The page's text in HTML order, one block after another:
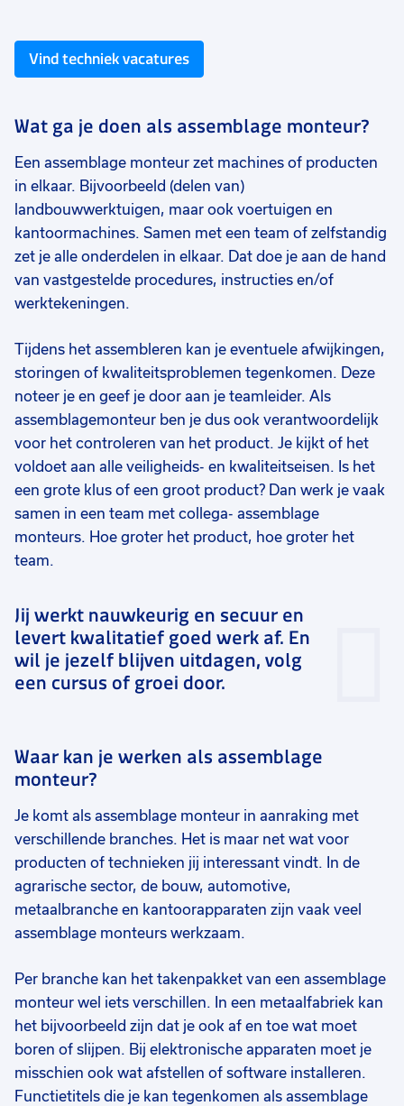
Vind techniek vacatures
Wat ga je doen als assemblage monteur?
Een assemblage monteur zet machines of producten
in elkaar. Bijvoorbeeld (delen van)
landbouwwerktuigen, maar ook voertuigen en
kantoormachines. Samen met een team of zelfstandig
zet je alle onderdelen in elkaar. Dat doe je aan de hand
van vastgestelde procedures, instructies en/of
werktekeningen.
Tijdens het assembleren kan je eventuele afwijkingen,
storingen of kwaliteitsproblemen tegenkomen. Deze
noteer je en geef je door aan je teamleider. Als
assemblagemonteur ben je dus ook verantwoordelijk
voor het controleren van het product. Je kijkt of het
voldoet aan alle veiligheids- en kwaliteitseisen. Is het
een grote klus of een groot product? Dan werk je vaak
samen in een team met collega- assemblage
monteurs. Hoe groter het product, hoe groter het
team.
Jij werkt nauwkeurig en secuur en
levert kwalitatief goed werk af. En
wil je jezelf blijven uitdagen, volg
een cursus of groei door.
Waar kan je werken als assemblage
monteur?
Je komt als assemblage monteur in aanraking met
verschillende branches. Het is maar net wat voor
producten of technieken jij interessant vindt. In de
agrarische sector, de bouw, automotive,
metaalbranche en kantoorapparaten zijn vaak veel
assemblage monteurs werkzaam.
Per branche kan het takenpakket van een assemblage
monteur wel iets verschillen. In een metaalfabriek kan
het bijvoorbeeld zijn dat je ook af en toe wat moet
boren of slijpen. Bij elektronische apparaten moet je
misschien ook wat afstellen of software installeren.
Functietitels die je kan tegenkomen als assemblage